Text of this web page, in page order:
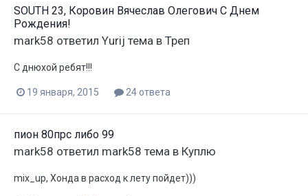
SOUTH 23, Коровин Вячеслав Олегович С Днем
Рождения!
mark58 ответил Yurij тема в Треп
С днюхой ребят!!!
19 января, 2015 24 ответа
пион 80прс либо 99
mark58 ответил mark58 тема в Куплю
mix_up, Хонда в расход к лету пойдет)))